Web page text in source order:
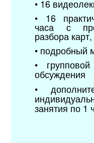
• 16
• 16
часа с
разбора
• подробный
•
обсуждения
•
занятия по 1